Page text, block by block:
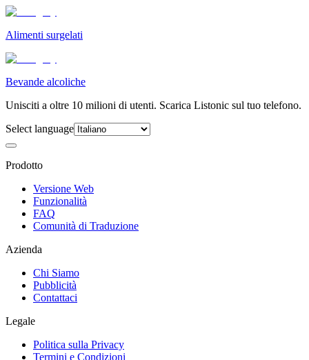
Alimenti surgelati
Bevande alcoliche
Unisciti a oltre 10 milioni di utenti. Scarica Listonic sul tuo telefono.
Select language
Prodotto
Versione Web
Funzionalità
FAQ
Comunità di Traduzione
Azienda
Chi Siamo
Pubblicità
Contattaci
Legale
Politica sulla Privacy
Termini e Condizioni